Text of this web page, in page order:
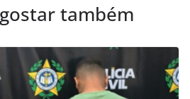
também